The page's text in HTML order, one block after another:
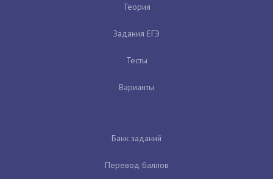
Теория
Задания ЕГЭ
Тесты
Варианты
Банк заданий
Перевод баллов